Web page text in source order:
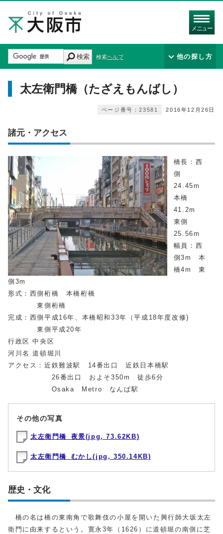
メニュー
検索 検索ヘルプ 他の探し方
太左衛門橋（たざえもんばし）
2016年12月26日
ページ番号：23581
諸元・アクセス
橋長：西
側
24.45m
本橋
41.2m
東側
25.56m
幅員：西
側3m 本
橋4m 東
側3m
形式：西側桁橋 本橋桁橋
東側桁橋
完成：西側平成16年、本橋昭和33年（平成18年度改修)
東側平成20年
行政区 中央区
河川名 道頓堀川
アクセス：近鉄難波駅 14番出口 近鉄日本橋駅
26番出口 およそ350m 徒歩6分
Osaka Metro なんば駅
その他の写真
太左衛門橋_夜景(jpg, 73.62KB)
太左衛門橋_むかし(jpg, 350.14KB)
歴史・文化
橋の名は橋の東南角で歌舞伎の小屋を開いた興行師大坂太左
衛門に由来するという。寛永3年（1626）に道頓堀の南側に芝